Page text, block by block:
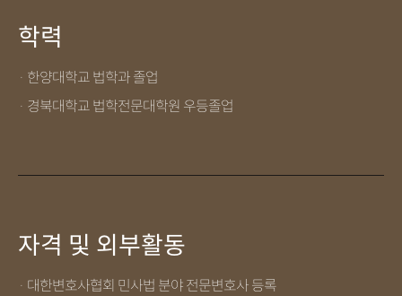
학력
· 한양대학교 법학과 졸업
· 경북대학교 법학전문대학원 우등졸업
자격 및 외부활동
· 대한변호사협회 민사법 분야 전문변호사 등록